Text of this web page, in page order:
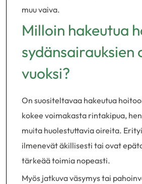
muu vaiva.
Milloin hakeutua
sydänsairauksien
vuoksi?
On suositeltavaa hakeutua
kokee voimakasta rintakipua,
muita huolestuttavia oireita.
ilmenevät äkillisesti tai ovat
tärkeää toimia nopeasti.
Myös jatkuva väsymys tai